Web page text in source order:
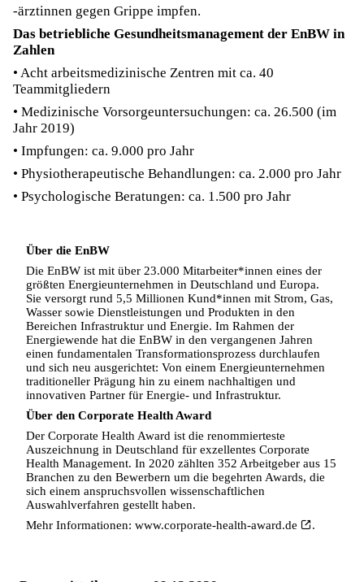
-ärztinnen gegen Grippe impfen.
Das betriebliche Gesundheitsmanagement der EnBW in
Zahlen
• Acht arbeitsmedizinische Zentren mit ca. 40
Teammitgliedern
• Medizinische Vorsorgeuntersuchungen: ca. 26.500 (im
Jahr 2019)
• Impfungen: ca. 9.000 pro Jahr
• Physiotherapeutische Behandlungen: ca. 2.000 pro Jahr
• Psychologische Beratungen: ca. 1.500 pro Jahr
Über die EnBW
Die EnBW ist mit über 23.000 Mitarbeiter*innen eines der
größten Energieunternehmen in Deutschland und Europa.
Sie versorgt rund 5,5 Millionen Kund*innen mit Strom, Gas,
Wasser sowie Dienstleistungen und Produkten in den
Bereichen Infrastruktur und Energie. Im Rahmen der
Energiewende hat die EnBW in den vergangenen Jahren
einen fundamentalen Transformationsprozess durchlaufen
und sich neu ausgerichtet: Von einem Energieunternehmen
traditioneller Prägung hin zu einem nachhaltigen und
innovativen Partner für Energie- und Infrastruktur.
Über den Corporate Health Award
Der Corporate Health Award ist die renommierteste
Auszeichnung in Deutschland für exzellentes Corporate
Health Management. In 2020 zählten 352 Arbeitgeber aus 15
Branchen zu den Bewerbern um die begehrten Awards, die
sich einem anspruchsvollen wissenschaftlichen
Auswahlverfahren gestellt haben.
Mehr Informationen: www.corporate-health-award.de .